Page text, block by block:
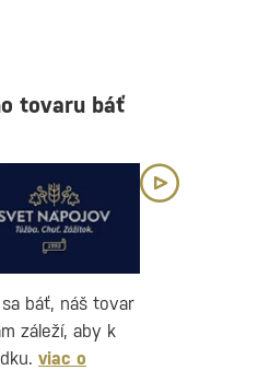
tovaru báť
báť, náš tovar
záleží, aby k
viac o